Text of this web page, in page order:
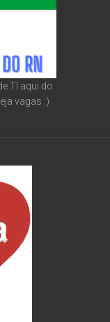
TI aqui do
vagas :)